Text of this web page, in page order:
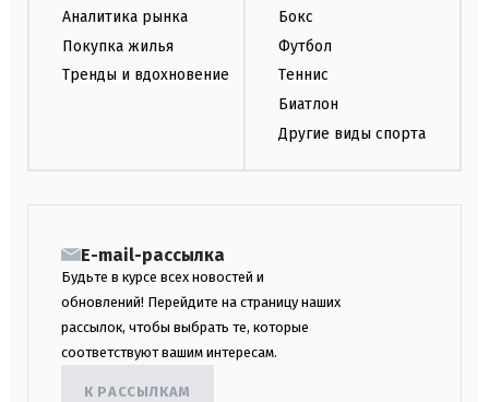
Аналитика рынка
Покупка жилья
Тренды и вдохновение
Бокс
Футбол
Теннис
Биатлон
Другие виды спорта
E-mail-рассылка
Будьте в курсе всех новостей и
обновлений! Перейдите на страницу наших
рассылок, чтобы выбрать те, которые
соответствуют вашим интересам.
К РАССЫЛКАМ